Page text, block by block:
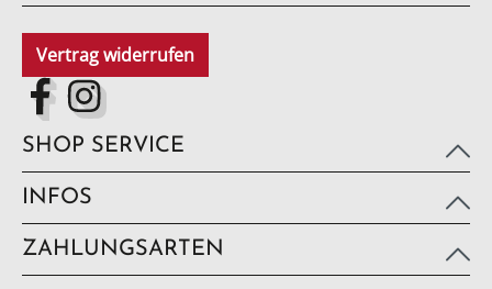
Vertrag widerrufen
SHOP SERVICE
INFOS
ZAHLUNGSARTEN